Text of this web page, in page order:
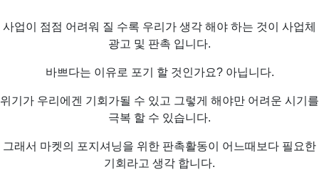
사업이 점점 어려워 질 수록 우리가 생각 해야 하는 것이 사업체
광고 및 판촉 입니다.
바쁘다는 이유로 포기 할 것인가요? 아닙니다.
위기가 우리에겐 기회가될 수 있고 그렇게 해야만 어려운 시기를
극복 할 수 있습니다.
그래서 마켓의 포지셔닝을 위한 판촉활동이 어느때보다 필요한
기회라고 생각 합니다.